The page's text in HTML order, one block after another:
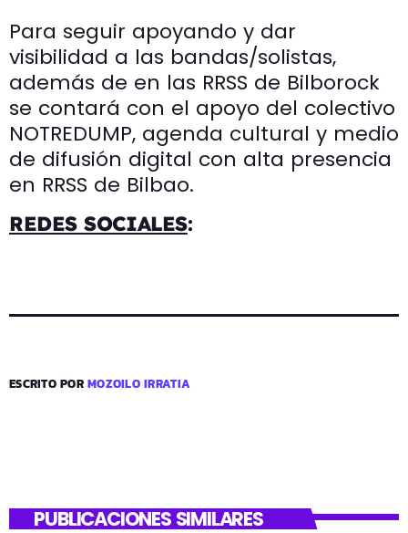
Para seguir apoyando y dar
visibilidad a las bandas/solistas,
además de en las RRSS de Bilborock
se contará con el apoyo del colectivo
NOTREDUMP, agenda cultural y medio
de difusión digital con alta presencia
en RRSS de Bilbao.
REDES SOCIALES:
ESCRITO PORMOZOILO IRRATIA
PUBLICACIONES SIMILARES